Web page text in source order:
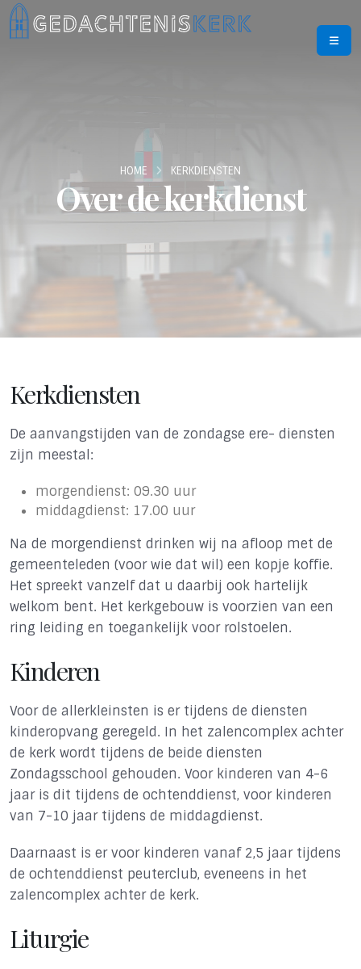
Over de kerkdienst
HOME KERKDIENSTEN
Kerkdiensten
De aanvangstijden van de zondagse ere- diensten
zijn meestal:
morgendienst: 09.30 uur
middagdienst: 17.00 uur
Na de morgendienst drinken wij na afloop met de
gemeenteleden (voor wie dat wil) een kopje koffie.
Het spreekt vanzelf dat u daarbij ook hartelijk
welkom bent. Het kerkgebouw is voorzien van een
ring leiding en toegankelijk voor rolstoelen.
Kinderen
Voor de allerkleinsten is er tijdens de diensten
kinderopvang geregeld. In het zalencomplex achter
de kerk wordt tijdens de beide diensten
Zondagsschool gehouden. Voor kinderen van 4-6
jaar is dit tijdens de ochtenddienst, voor kinderen
van 7-10 jaar tijdens de middagdienst.
Daarnaast is er voor kinderen vanaf 2,5 jaar tijdens
de ochtenddienst peuterclub, eveneens in het
zalencomplex achter de kerk.
Liturgie